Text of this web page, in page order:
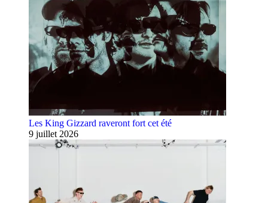
Les King Gizzard raveront fort cet été
9 juillet 2026